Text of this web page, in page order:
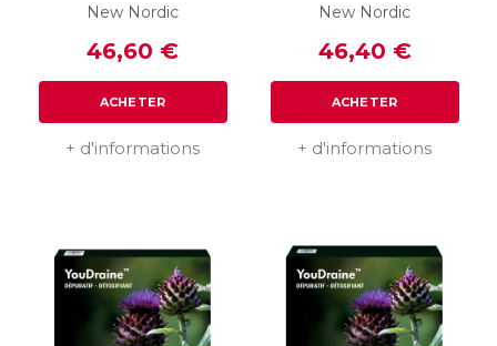
New Nordic
46,60 €
ACHETER
+ d'informations
New Nordic
46,40 €
ACHETER
+ d'informations